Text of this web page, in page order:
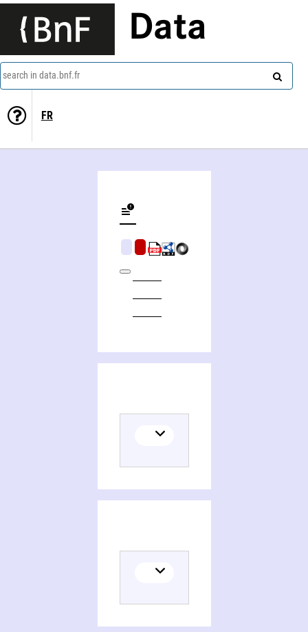
Data
search in data.bnf.fr
FR